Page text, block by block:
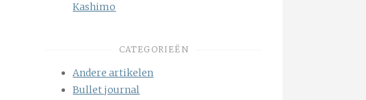
Kashimo
CATEGORIEËN
Andere artikelen
Bullet journal